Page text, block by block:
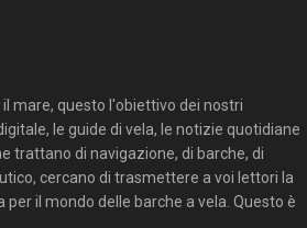
mare, questo l'obiettivo dei nostri
le guide di vela, le notizie quotidiane
trattano di navigazione, di barche, di
cercano di trasmettere a voi lettori la
per il mondo delle barche a vela. Questo è